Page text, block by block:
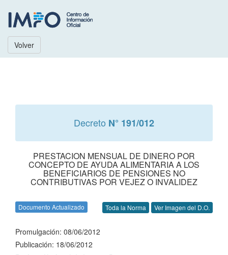
Volver
Decreto N° 191/012
PRESTACION MENSUAL DE DINERO POR
CONCEPTO DE AYUDA ALIMENTARIA A LOS
BENEFICIARIOS DE PENSIONES NO
CONTRIBUTIVAS POR VEJEZ O INVALIDEZ
Documento Actualizado Toda la Norma Ver Imagen del D.O.
Promulgación: 08/06/2012
Publicación: 18/06/2012